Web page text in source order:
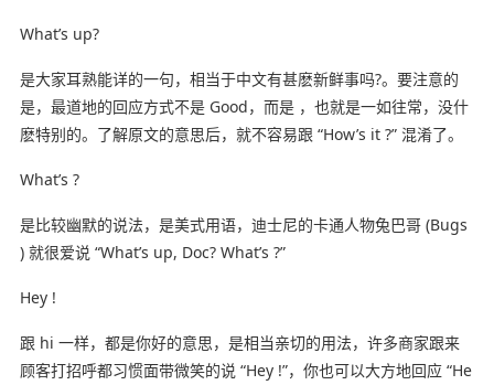
What’s up?
是大家耳熟能详的一句，相当于中文有甚麽新鲜事吗?。要注意的
是，最道地的回应方式不是 Good，而是 ，也就是一如往常，没什
麽特别的。了解原文的意思后，就不容易跟 “How’s it ?” 混淆了。
What’s ?
是比较幽默的说法，是美式用语，迪士尼的卡通人物兔巴哥 (Bugs
) 就很爱说 “What’s up, Doc? What’s ?”
Hey !
跟 hi 一样，都是你好的意思，是相当亲切的用法，许多商家跟来
顾客打招呼都习惯面带微笑的说 “Hey !”，你也可以大方地回应 “He